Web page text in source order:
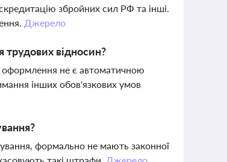
збройних сил РФ та інші.
Джерело
відносин?
оформлення не є автоматичною
інших обов'язкових умов
формально не мають законної